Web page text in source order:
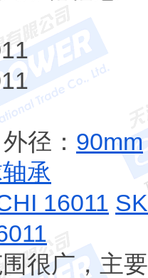
外径： 90mm
承
16011
很广，主